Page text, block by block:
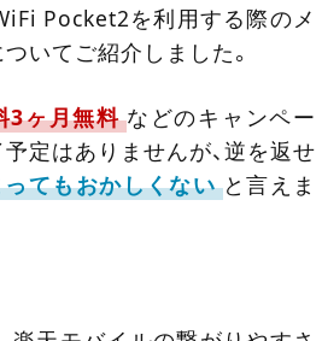
Pocket2を利用する際のメ
いてご紹介しました。
3ヶ月無料 などのキャンペー
定はありませんが、逆を返せ
てもおかしくない と言えま